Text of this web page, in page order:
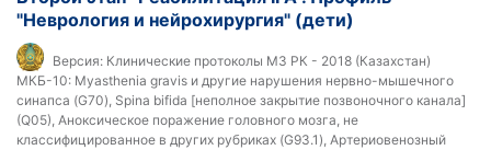
"Неврология и нейрохирургия" (дети)
Версия: Клинические протоколы МЗ РК - 2018 (Казахстан)
МКБ-10: Myasthenia gravis и другие нарушения нервно-мышечного
синапса (G70), Spina bifida [неполное закрытие позвоночного канала]
(Q05), Аноксическое поражение головного мозга, не
классифицированное в других рубриках (G93.1), Артериовенозный